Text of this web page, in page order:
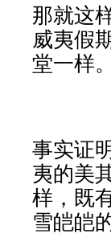
那就这
威夷假
堂一样。
事实证
夷的美
样，既
雪皑皑